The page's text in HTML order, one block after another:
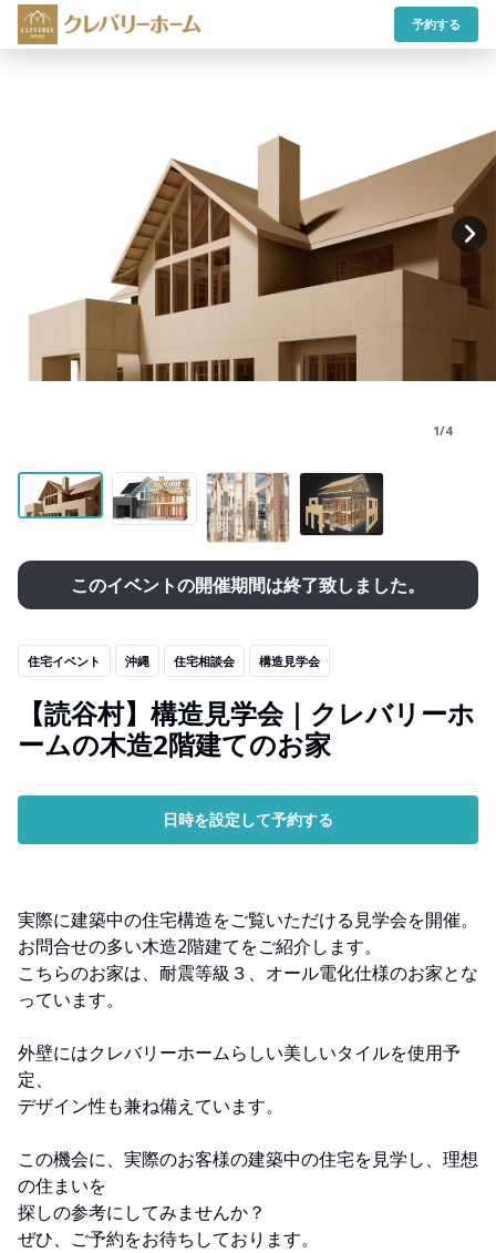
予約する
1/4
このイベントの開催期間は終了致しました。
住宅イベント 沖縄 住宅相談会 構造見学会
【読谷村】構造見学会｜クレバリーホ
ームの木造2階建てのお家
日時を設定して予約する
実際に建築中の住宅構造をご覧いただける見学会を開催。
お問合せの多い木造2階建てをご紹介します。
こちらのお家は、耐震等級３、オール電化仕様のお家とな
っています。
外壁にはクレバリーホームらしい美しいタイルを使用予
定、
デザイン性も兼ね備えています。
この機会に、実際のお客様の建築中の住宅を見学し、理想
の住まいを
探しの参考にしてみませんか？
ぜひ、ご予約をお待ちしております。